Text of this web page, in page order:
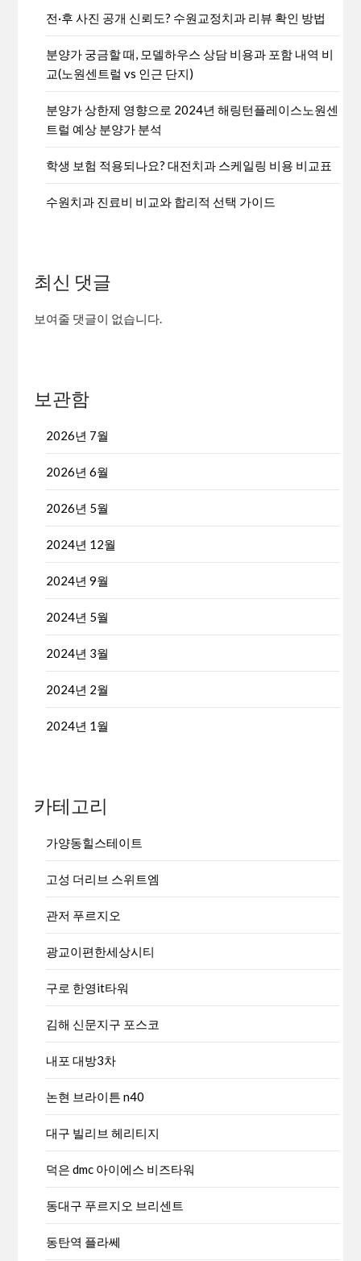
전·후 사진 공개 신뢰도? 수원교정치과 리뷰 확인 방법
분양가 궁금할 때, 모델하우스 상담 비용과 포함 내역 비
교(노원센트럴 vs 인근 단지)
분양가 상한제 영향으로 2024년 해링턴플레이스노원센
트럴 예상 분양가 분석
학생 보험 적용되나요? 대전치과 스케일링 비용 비교표
수원치과 진료비 비교와 합리적 선택 가이드
최신 댓글
보여줄 댓글이 없습니다.
보관함
2026년 7월
2026년 6월
2026년 5월
2024년 12월
2024년 9월
2024년 5월
2024년 3월
2024년 2월
2024년 1월
카테고리
가양동힐스테이트
고성 더리브 스위트엠
관저 푸르지오
광교이편한세상시티
구로 한영it타워
김해 신문지구 포스코
내포 대방3차
논현 브라이튼 n40
대구 빌리브 헤리티지
덕은 dmc 아이에스 비즈타워
동대구 푸르지오 브리센트
동탄역 플라쎄